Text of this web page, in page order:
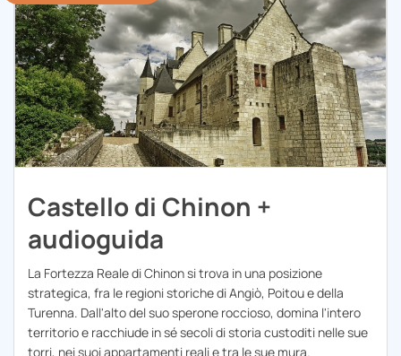
Castello di Chinon +
audioguida
La Fortezza Reale di Chinon si trova in una posizione
strategica, fra le regioni storiche di Angiò, Poitou e della
Turenna. Dall'alto del suo sperone roccioso, domina l'intero
territorio e racchiude in sé secoli di storia custoditi nelle sue
torri, nei suoi appartamenti reali e tra le sue mura.